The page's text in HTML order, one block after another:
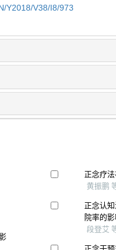
Y2018/V38/I8/973
正念疗
黄振鹏
正念认
院率的
段登艾